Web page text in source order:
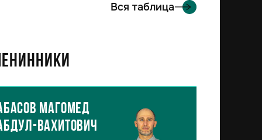
Вся таблица
Магомед
Вахитович